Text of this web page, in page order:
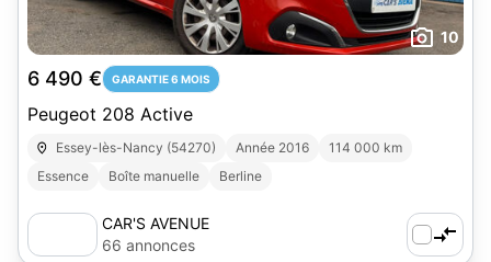
10
6 490 € GARANTIE 6 MOIS
Peugeot 208 Active
Essey-lès-Nancy (54270) Année 2016
114 000 km
Essence
Boîte manuelle Berline
CAR'S AVENUE
66 annonces